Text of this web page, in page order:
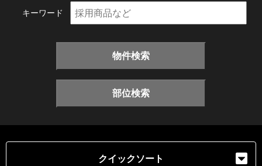
キーワード
物件検索
部位検索
クイックソート